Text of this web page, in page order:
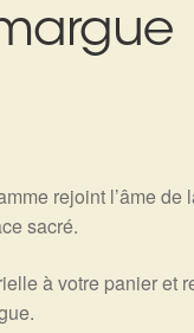
rejoint l’âme
sacré.
à votre panier et